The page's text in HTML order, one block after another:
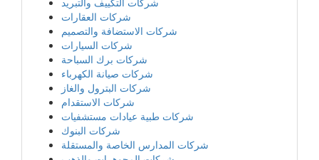
شركات العقارات
شركات الاستضافة والتصميم
شركات السيارات
شركات برك السباحة
شركات صيانة الكهرباء
شركات البترول والغاز
شركات الاستقدام
شركات طبية عيادات مستشفيات
شركات البنوك
شركات المدارس الخاصة والمستقلة